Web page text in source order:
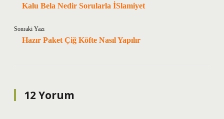
Kalu Bela Nedir Sorularla İSlamiyet
Sonraki Yazı
Hazır Paket Çiğ Köfte Nasıl Yapılır
12 Yorum